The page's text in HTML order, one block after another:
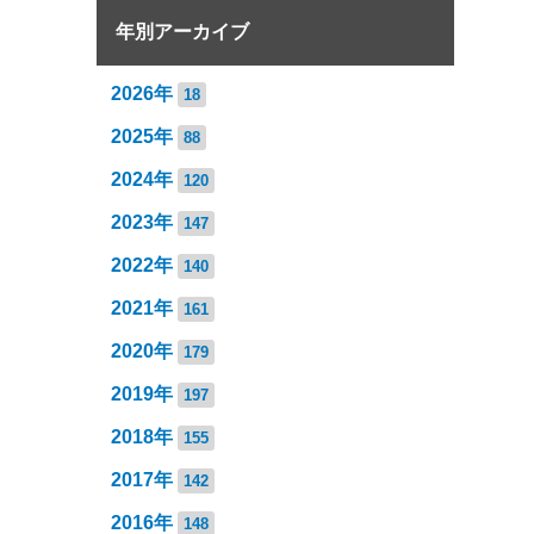
年別アーカイブ
2026年 18
2025年 88
2024年 120
2023年 147
2022年 140
2021年 161
2020年 179
2019年 197
2018年 155
2017年 142
2016年 148